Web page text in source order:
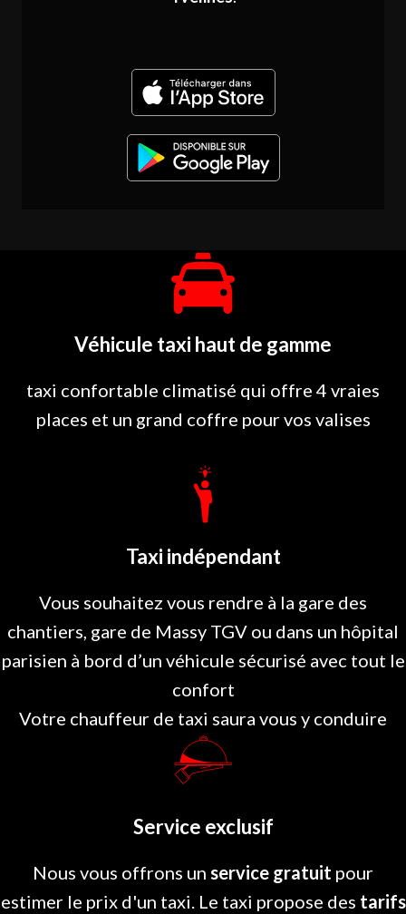
Véhicule taxi haut de gamme
taxi confortable climatisé qui offre 4 vraies
places et un grand coffre pour vos valises
Taxi indépendant
Vous souhaitez vous rendre à la gare des
chantiers, gare de Massy TGV ou dans un hôpital
parisien à bord d’un véhicule sécurisé avec tout le
confort
Votre chauffeur de taxi saura vous y conduire
Service exclusif
Nous vous offrons un service gratuit pour
estimer le prix d'un taxi. Le taxi propose des tarifs